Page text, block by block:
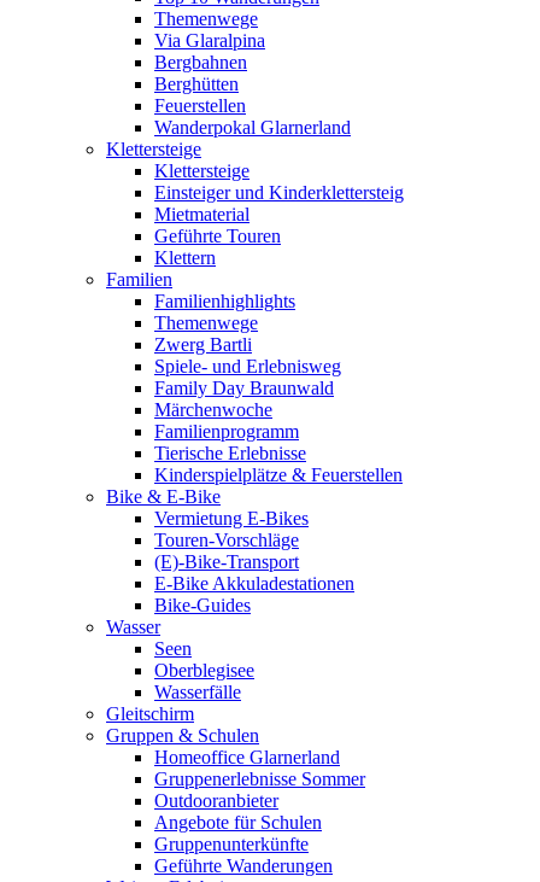
Themenwege
Via Glaralpina
Bergbahnen
Berghütten
Feuerstellen
Wanderpokal Glarnerland
Klettersteige
Klettersteige
Einsteiger und Kinderklettersteig
Mietmaterial
Geführte Touren
Klettern
Familien
Familienhighlights
Themenwege
Zwerg Bartli
Spiele- und Erlebnisweg
Family Day Braunwald
Märchenwoche
Familienprogramm
Tierische Erlebnisse
Kinderspielplätze & Feuerstellen
Bike & E-Bike
Vermietung E-Bikes
Touren-Vorschläge
(E)-Bike-Transport
E-Bike Akkuladestationen
Bike-Guides
Wasser
Seen
Oberblegisee
Wasserfälle
Gleitschirm
Gruppen & Schulen
Homeoffice Glarnerland
Gruppenerlebnisse Sommer
Outdooranbieter
Angebote für Schulen
Gruppenunterkünfte
Geführte Wanderungen